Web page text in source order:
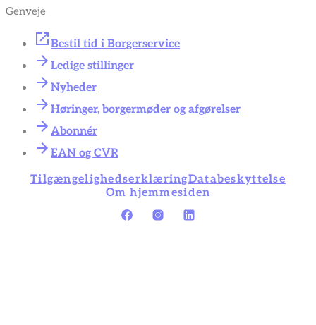
Genveje
Bestil tid i Borgerservice
Ledige stillinger
Nyheder
Høringer, borgermøder og afgørelser
Abonnér
EAN og CVR
TilgængelighedserklæringDatabeskyttelse
Om hjemmesiden